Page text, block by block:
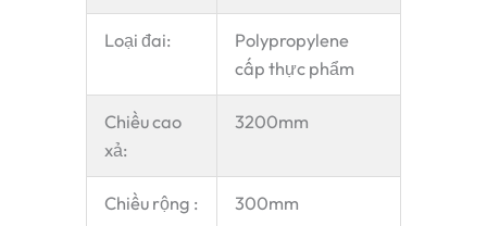
Loại đai:
Polypropylene
cấp thực phẩm
Chiều cao
xả:
3200mm
Chiều rộng : 300mm